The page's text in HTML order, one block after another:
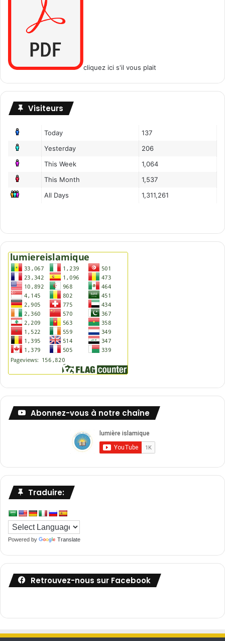
cliquez ici s'il vous plait
Visiteurs
Today
137
Yesterday
206
This Week
1,064
This Month
1,537
All Days
1,311,261
Abonnez-vous à notre chaîne
Traduire:
Powered by Translate
Retrouvez-nous sur Facebook